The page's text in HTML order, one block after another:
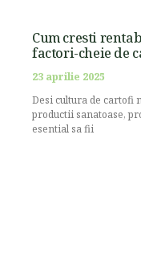
Cum cresti
factori-cheie de
23 aprilie 2025
Desi cultura de cartofi
productii sanatoase,
esential sa fii